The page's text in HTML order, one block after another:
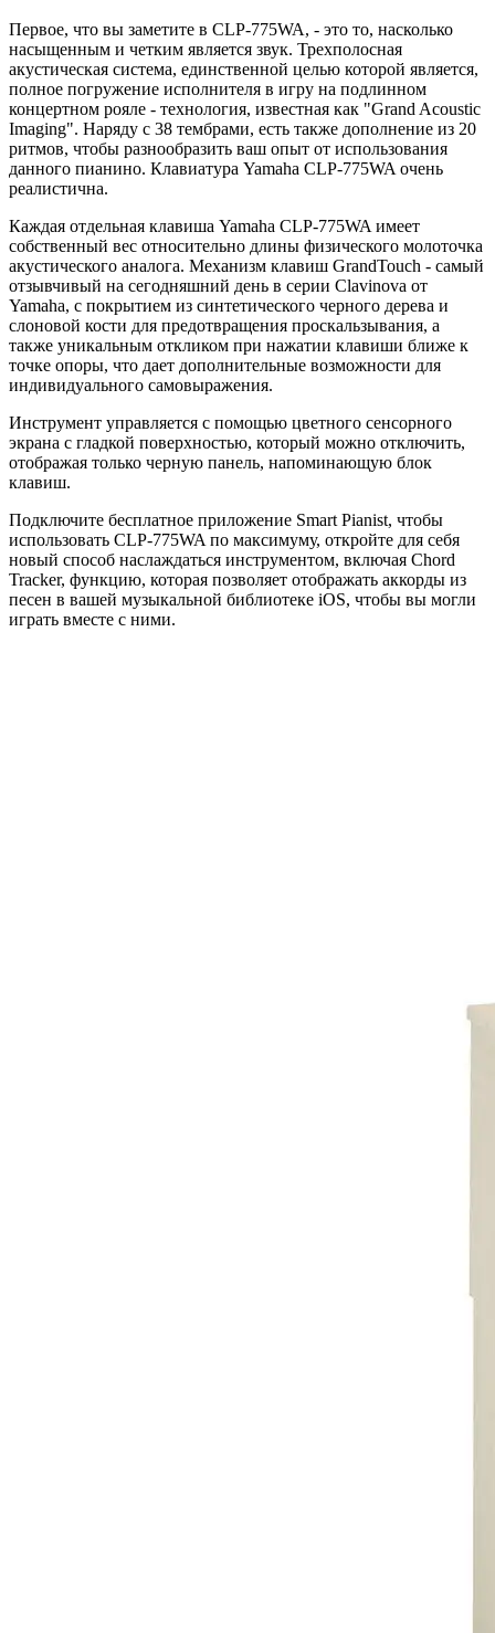
Первое, что вы заметите в CLP-775WA, - это то, насколько
насыщенным и четким является звук. Трехполосная
акустическая система, единственной целью которой является,
полное погружение исполнителя в игру на подлинном
концертном рояле - технология, известная как "Grand Acoustic
Imaging". Наряду с 38 тембрами, есть также дополнение из 20
ритмов, чтобы разнообразить ваш опыт от использования
данного пианино. Клавиатура Yamaha CLP-775WA очень
реалистична.
Каждая отдельная клавиша Yamaha CLP-775WA имеет
собственный вес относительно длины физического молоточка
акустического аналога. Механизм клавиш GrandTouch - самый
отзывчивый на сегодняшний день в серии Clavinova от
Yamaha, с покрытием из синтетического черного дерева и
слоновой кости для предотвращения проскальзывания, а
также уникальным откликом при нажатии клавиши ближе к
точке опоры, что дает дополнительные возможности для
индивидуального самовыражения.
Инструмент управляется с помощью цветного сенсорного
экрана с гладкой поверхностью, который можно отключить,
отображая только черную панель, напоминающую блок
клавиш.
Подключите бесплатное приложение Smart Pianist, чтобы
использовать CLP-775WA по максимуму, откройте для себя
новый способ наслаждаться инструментом, включая Chord
Tracker, функцию, которая позволяет отображать аккорды из
песен в вашей музыкальной библиотеке iOS, чтобы вы могли
играть вместе с ними.